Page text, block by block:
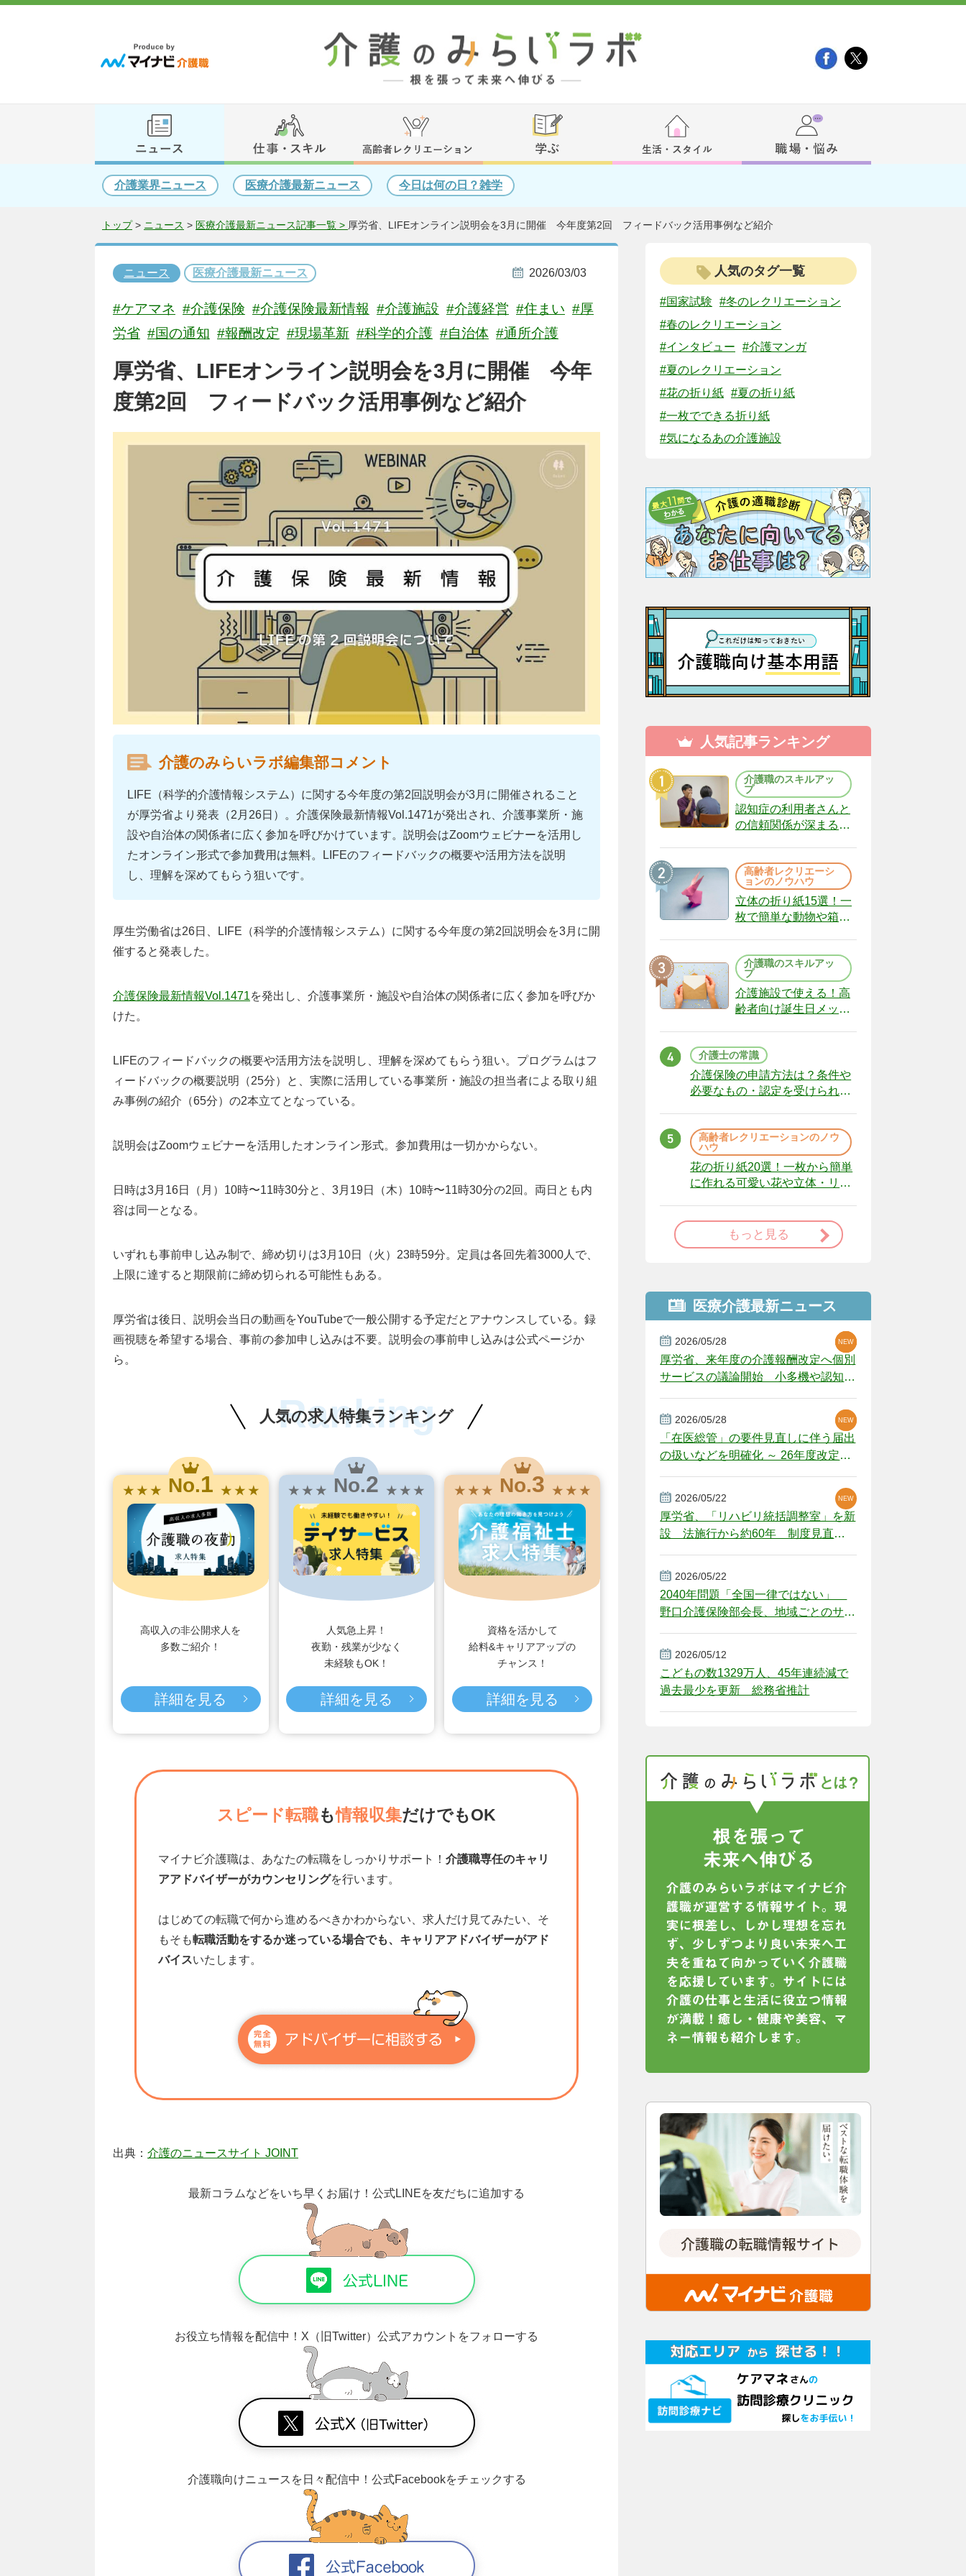
介護業界ニュース 医療介護最新ニュース 今日は何の日？雑学
トップ> ニュース > 医療介護最新ニュース記事一覧 > 厚労省、LIFEオンライン説明会を3月に開催 今年度第2回 フィードバック活用事例など紹介
ニュース 医療介護最新ニュース 2026/03/03
#ケアマネ #介護保険 #介護保険最新情報 #介護施設 #介護経営 #住まい #厚
労省 #国の通知 #報酬改定 #現場革新 #科学的介護 #自治体 #通所介護
厚労省、LIFEオンライン説明会を3月に開催 今年
度第2回 フィードバック活用事例など紹介
介護のみらいラボ編集部コメント
LIFE（科学的介護情報システム）に関する今年度の第2回説明会が3月に開催されること
が厚労省より発表（2月26日）。介護保険最新情報Vol.1471が発出され、介護事業所・施
設や自治体の関係者に広く参加を呼びかけています。説明会はZoomウェビナーを活用し
たオンライン形式で参加費用は無料。LIFEのフィードバックの概要や活用方法を説明
し、理解を深めてもらう狙いです。
厚生労働省は26日、LIFE（科学的介護情報システム）に関する今年度の第2回説明会を3月に開
催すると発表した。
介護保険最新情報Vol.1471を発出し、介護事業所・施設や自治体の関係者に広く参加を呼びか
けた。
LIFEのフィードバックの概要や活用方法を説明し、理解を深めてもらう狙い。プログラムはフ
ィードバックの概要説明（25分）と、実際に活用している事業所・施設の担当者による取り組
み事例の紹介（65分）の2本立てとなっている。
説明会はZoomウェビナーを活用したオンライン形式。参加費用は一切かからない。
日時は3月16日（月）10時〜11時30分と、3月19日（木）10時〜11時30分の2回。両日とも内
容は同一となる。
いずれも事前申し込み制で、締め切りは3月10日（火）23時59分。定員は各回先着3000人で、
上限に達すると期限前に締め切られる可能性もある。
厚労省は後日、説明会当日の動画をYouTubeで一般公開する予定だとアナウンスしている。録
画視聴を希望する場合、事前の参加申し込みは不要。説明会の事前申し込みは公式ページか
ら。
人気の求人特集ランキング
Ranking
★ ★ ★ No.1 ★ ★ ★
高収入の非公開求人を
多数ご紹介！
詳細を見る
★ ★ ★ No.2 ★ ★ ★
人気急上昇！
夜勤・残業が少なく
未経験もOK！
詳細を見る
★ ★ ★ No.3 ★ ★ ★
資格を活かして
給料&キャリアアップの
チャンス！
詳細を見る
スピード転職も情報収集だけでもOK
マイナビ介護職は、あなたの転職をしっかりサポート！ 介護職専任のキャリ
アアドバイザーがカウンセリングを行います。
はじめての転職で何から進めるべきかわからない、求人だけ見てみたい、そ
もそも転職活動をするか迷っている場合でも、キャリアアドバイザーがアド
バイスいたします。
出典： 介護のニュースサイト JOINT
最新コラムなどをいち早くお届け！ 公式LINEを友だちに追加する
お役立ち情報を配信中！ X（旧Twitter）公式アカウントをフォローする
介護職向けニュースを日々配信中！ 公式Facebookをチェックする
人気のタグ一覧
#国家試験
#冬のレクリエーション
#春のレクリエーション
#インタビュー
#介護マンガ
#夏のレクリエーション
#花の折り紙 #夏の折り紙
#一枚でできる折り紙
#気になるあの介護施設
人気記事ランキング
介護職のスキルアッ
プ
認知症の利用者さんと
の信頼関係が深まる声
（22）
高齢者レクリエーシ
ョンのノウハウ
立体の折り紙15選！一
枚で簡単な動物や箱、
介護職のスキルアッ
プ
介護施設で使える！高
齢者向け誕生日メッセ
介護士の常識
介護保険の申請方法は？条件や
必要なもの・認定を受けられな
高齢者レクリエーションのノウ
ハウ
花の折り紙20選！一枚から簡単
に作れる可愛い花や立体・リー
もっと見る
医療介護最新ニュース
2026/05/28
厚労省、来年度の介護報酬改定へ個別
サービスの議論開始 小多機や認知症
NEW
NEW
NEW
2026/05/28
「在医総管」の要件見直しに伴う届出
の扱いなどを明確化 ～ 26年度改定疑
NEW
NEW
2026/05/22
厚労省、「リハビリ統括調整室」を新
設 法施行から約60年 制度見直し
NEW
2026/05/22
2040年問題「全国一律ではない」
野口介護保険部会長、地域ごとのサー
2026/05/12
こどもの数1329万人、45年連続減で
過去最少を更新 総務省推計